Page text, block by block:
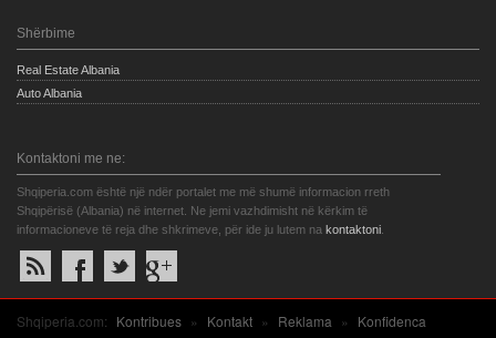
Shërbime
Real Estate Albania
Auto Albania
Kontaktoni me ne:
Shqiperia.com është një ndër portalet me më shumë informacion rreth
Shqipërisë (Albania) në internet. Ne jemi vazhdimisht në kërkim të
informacioneve të reja dhe shkrimeve, për ide ju lutem na kontaktoni.
Shqiperia.com: Kontribues » Kontakt » Reklama »
Konfidenca